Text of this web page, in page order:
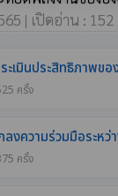
| เปิดอ่าน : 152